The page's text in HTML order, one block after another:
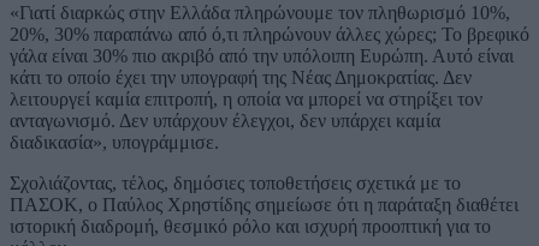
«Γιατί διαρκώς στην Ελλάδα πληρώνουμε τον πληθωρισμό 10%,
20%, 30% παραπάνω από ό,τι πληρώνουν άλλες χώρες; Το βρεφικό
γάλα είναι 30% πιο ακριβό από την υπόλοιπη Ευρώπη. Αυτό είναι
κάτι το οποίο έχει την υπογραφή της Νέας Δημοκρατίας. Δεν
λειτουργεί καμία επιτροπή, η οποία να μπορεί να στηρίξει τον
ανταγωνισμό. Δεν υπάρχουν έλεγχοι, δεν υπάρχει καμία
διαδικασία», υπογράμμισε.
Σχολιάζοντας, τέλος, δημόσιες τοποθετήσεις σχετικά με το
ΠΑΣΟΚ, ο Παύλος Χρηστίδης σημείωσε ότι η παράταξη διαθέτει
ιστορική διαδρομή, θεσμικό ρόλο και ισχυρή προοπτική για το